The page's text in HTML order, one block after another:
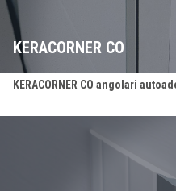
KERACORNER CO
KERACORNER CO angolari